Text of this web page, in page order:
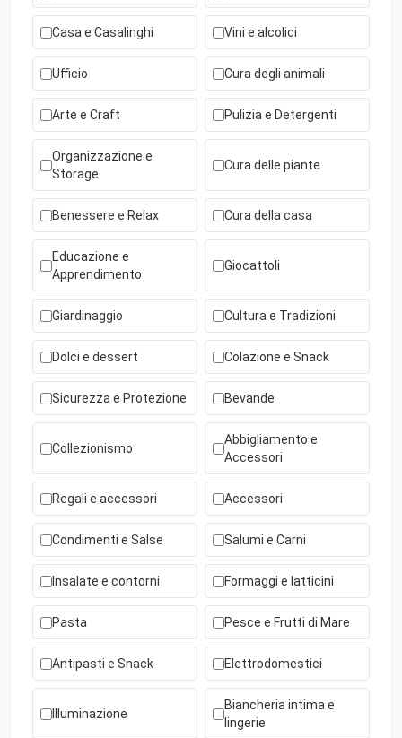
Casa e Casalinghi Vini e alcolici
Ufficio Cura degli animali
Arte e Craft Pulizia e Detergenti
Organizzazione e
Storage
Cura delle piante
Benessere e Relax Cura della casa
Educazione e
Apprendimento
Giocattoli
Giardinaggio Cultura e Tradizioni
Dolci e dessert Colazione e Snack
Sicurezza e Protezione Bevande
Collezionismo
Abbigliamento e
Accessori
Regali e accessori Accessori
Condimenti e Salse Salumi e Carni
Insalate e contorni Formaggi e latticini
Pasta Pesce e Frutti di Mare
Antipasti e Snack Elettrodomestici
Illuminazione
Biancheria intima e
lingerie